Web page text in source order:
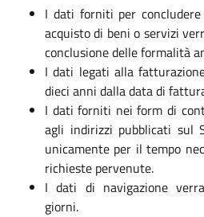
I dati forniti per
acquisto di beni o servizi
conclusione delle formalità
I dati legati alla
dieci anni dalla data di
I dati forniti nei form di
agli indirizzi pubblicati sul
unicamente per il tempo
richieste pervenute.
I dati di navigazione
giorni.